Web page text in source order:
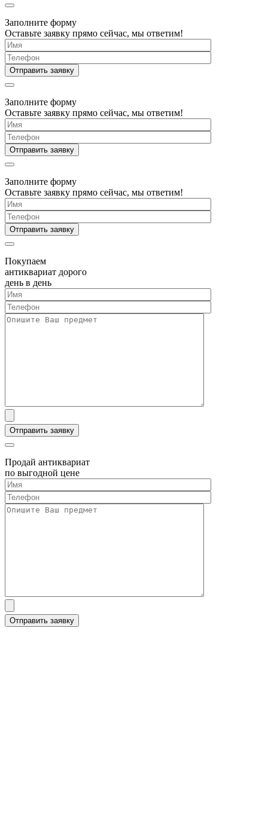
Заполните форму
Оставьте заявку прямо сейчас, мы ответим!
Заполните форму
Оставьте заявку прямо сейчас, мы ответим!
Заполните форму
Оставьте заявку прямо сейчас, мы ответим!
Покупаем
антиквариат дорого
день в день
Продай антиквариат
по выгодной цене